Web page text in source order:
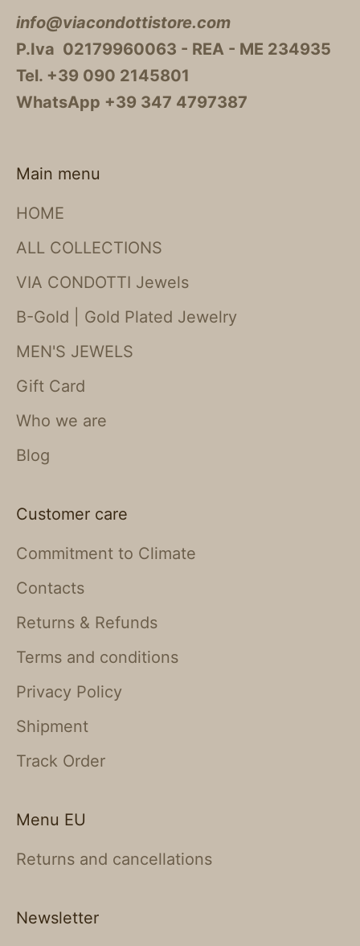
info@viacondottistore.com
P.Iva 02179960063 - REA - ME 234935
Tel. +39 090 2145801
WhatsApp +39 347 4797387
Main menu
HOME
ALL COLLECTIONS
VIA CONDOTTI Jewels
B-Gold | Gold Plated Jewelry
MEN'S JEWELS
Gift Card
Who we are
Blog
Customer care
Commitment to Climate
Contacts
Returns & Refunds
Terms and conditions
Privacy Policy
Shipment
Track Order
Menu EU
Returns and cancellations
Newsletter